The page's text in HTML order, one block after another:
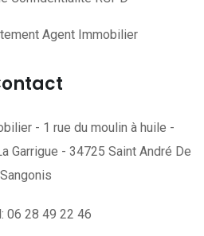
Agent Immobilier
- 1 rue du moulin à huile -
Garrigue - 34725 Saint André De
Sangonis
06 28 49 22 46